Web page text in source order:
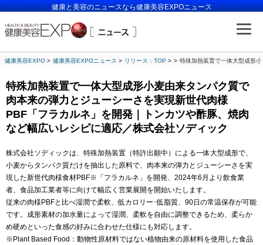
健康と美容のニュースなら健康美容EXPOニュース
健康美容EXPO 健康美容EXPOニュース リリース：TOP 特殊加熱装置で一体大型成形
特殊加熱装置で一体大型成形小麦由来タンパク質で
肉本来の弾力とジューシーさを実現新世代肉様
PBF「フラカルネ」を開発｜トンカツや酢豚、焼肉
など幅広いレシピに適応／株式会社ソディック
株式会社ソディックは、特殊加熱装置（特許出願中）による一体大型成形で、
小麦からタンパク質だけを抽出した原料で、肉本来の弾力とジューシーさを実
現した新世代肉様食材PBF※「フラカルネ」を開発、2024年6月より飲食業
者、食品加工業者等に向けて幅広く営業展開を開始いたします。
従来の肉様PBFと比べ湿潤で柔軟、低カロリー･低脂質、90日の常温保存が可能
です。成形素材の加水量によって湿潤、柔軟を自由に調整できるため、柔らか
め硬めといった食感の好みに合わせた仕様にも対応します。
※Plant Based Food：動物性原材料ではない植物由来の原材料を使用した食品